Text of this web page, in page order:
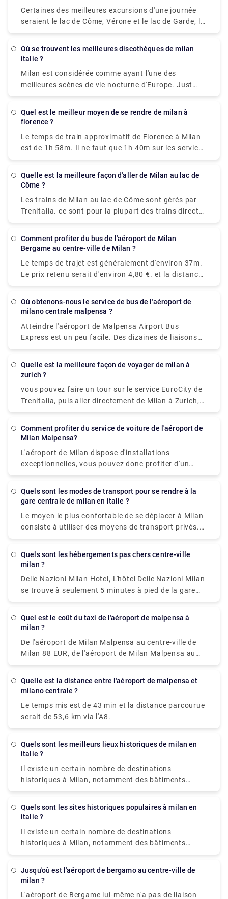
Certaines des meilleures excursions d'une journée
seraient le lac de Côme, Vérone et le lac de Garde, le
Bernina Express à Saint-Moritz, Venise, Florence,
Borromées.
Où se trouvent les meilleures discothèques de milan
italie ?
Milan est considérée comme ayant l'une des
meilleures scènes de vie nocturne d'Europe. Just
Cavalli Milano - Restaurant & Club, et Tunnel Club et
endroits de Milan.
Quel est le meilleur moyen de se rendre de milan à
florence ?
Le temps de train approximatif de Florence à Milan
est de 1h 58m. Il ne faut que 1h 40m sur les services
directs Frecciarossa et Italo les plus rapides. Près
Et le premier train part de Florence Santa Maria
22h00.
Quelle est la meilleure façon d'aller de Milan au lac de
Côme ?
Les trains de Milan au lac de Côme sont gérés par
Trenitalia. ce sont pour la plupart des trains directs
qui partent de la gare de Milano Centrale ou de
San Giovanni. Il vous faudra environ 36 minutes
services les plus rapides. Alors que les services
privés sont généralement confortables et pratiques.
Comment profiter du bus de l'aéroport de Milan
Bergame au centre-ville de Milan ?
Le temps de trajet est généralement d'environ 37m.
Le prix retenu serait d'environ 4,80 €. et la distance
parcourue est de 28 miles (45 km). il y a 72 trains
Où obtenons-nous le service de bus de l'aéroport de
milano centrale malpensa ?
Atteindre l'aéroport de Malpensa Airport Bus
Express est un peu facile. Des dizaines de liaisons
de bus circulent assez souvent tout au long de la
Milan, les bus pour Malpensa Terminal 1 et Terminal
Quelle est la meilleure façon de voyager de milan à
zurich ?
vous pouvez faire un tour sur le service EuroCity de
Trenitalia, puis aller directement de Milan à Zurich,
en arrivant à la gare de Zurich Hb en moins de
Comment profiter du service de voiture de l'aéroport de
Milan Malpensa?
L'aéroport de Milan dispose d'installations
exceptionnelles, vous pouvez donc profiter d'un
voyage pratique et confortable où que vous soyez.
disponibles, ce qui pourrait également être une
Quels sont les modes de transport pour se rendre à la
gare centrale de milan en italie ?
Le moyen le plus confortable de se déplacer à Milan
consiste à utiliser des moyens de transport privés.
Bien qu'il existe des systèmes de transport public
métro, les bus et les tramways qui sont longs et bon
également être une bonne option.
Quels sont les hébergements pas chers centre-ville
milan ?
Delle Nazioni Milan Hotel, L'hôtel Delle Nazioni Milan
se trouve à seulement 5 minutes à pied de la gare
centrale de Milan. Numa Fast & Digital Check-in I
Eleven by Brera Apartments, Situé à moins de 400
de Milan, dans le centre de Milan.Portaclè
Suites,Situated in Milan , à 200 mètres de la Villa
les moins chers disponibles.
Quel est le coût du taxi de l'aéroport de malpensa à
milan ?
De l'aéroport de Milan Malpensa au centre-ville de
Milan 88 EUR, de l'aéroport de Milan Malpensa au
Bellagio 127 EUR, de l'aéroport de Milan Malpensa
Quelle est la distance entre l'aéroport de malpensa et
milano centrale ?
Le temps mis est de 43 min et la distance parcourue
serait de 53,6 km via l'A8.
Quels sont les meilleurs lieux historiques de milan en
italie ?
Il existe un certain nombre de destinations
historiques à Milan, notamment des bâtiments
séculaires, des monuments, des palais et des parcs
passé glorieux de Milan. La présence de ces sites
promenade à travers la riche histoire de Milan.
Certains d'entre eux sont la basilique Saint-Marc,
Paestum. , Cathédrale de Florence. , île de Pianosa. ,
Villa d'Este. , Jardin botanique de Padoue.
Quels sont les sites historiques populaires à milan en
italie ?
Il existe un certain nombre de destinations
historiques à Milan, notamment des bâtiments
séculaires, des monuments, des palais et des parcs
passé glorieux de Milan. La présence de ces sites
jusqu'où est l'aéroport de bergamo au centre-ville de
milan ?
L'aéroport de Bergame lui-même n'a pas de liaison